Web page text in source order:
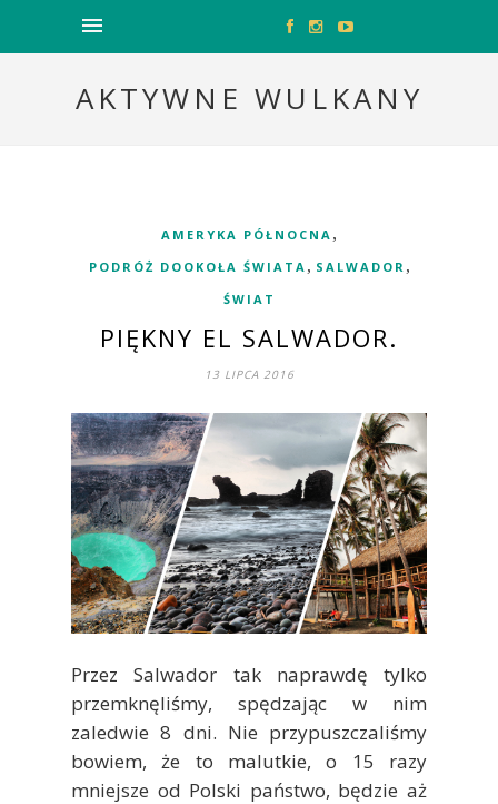
AKTYWNE WULKANY
AMERYKA PÓŁNOCNA ,
PODRÓŻ DOOKOŁA ŚWIATA , SALWADOR ,
ŚWIAT
PIĘKNY EL SALWADOR.
13 LIPCA 2016
Przez Salwador tak naprawdę tylko
przemknęliśmy, spędzając w nim
zaledwie 8 dni. Nie przypuszczaliśmy
bowiem, że to malutkie, o 15 razy
mniejsze od Polski państwo, będzie aż